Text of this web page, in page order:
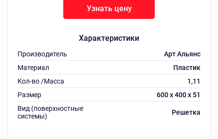
Характеристики
Производитель
Арт Альянс
Материал
Пластик
Кол-во /Масса
1,11
Размер
600 х 400 х 51
Вид (поверхностные
системы)
Решетка
Узнать цену